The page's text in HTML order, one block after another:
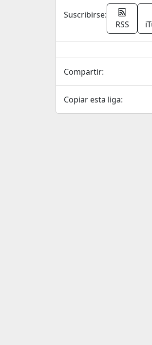
Suscribirse:
RSS
Compartir:
Copiar esta liga: